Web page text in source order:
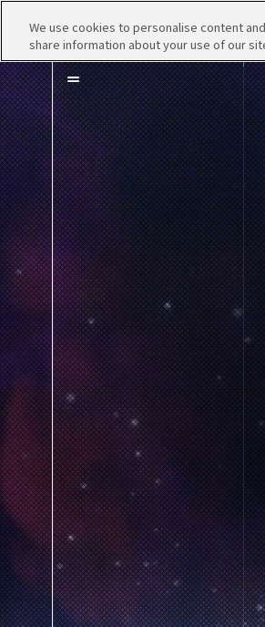
We use cookies to personalise content
share information about your use of our